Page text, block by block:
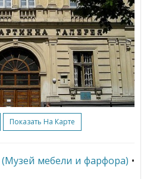
Показать На Карте
мебели и фарфора) •